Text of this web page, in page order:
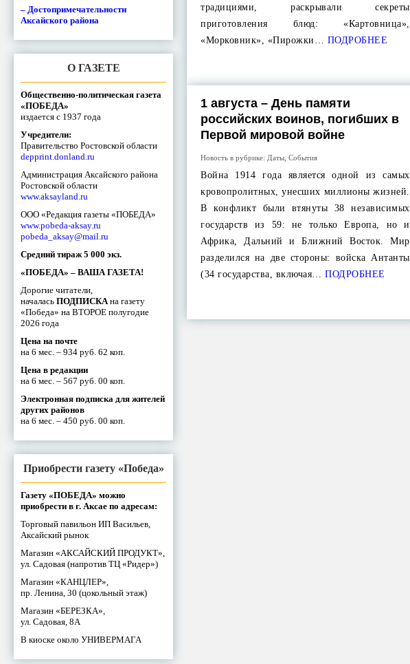
– Достопримечательности
Аксайского района
О ГАЗЕТЕ
Общественно-политическая газета
«ПОБЕДА»
издается с 1937 года
Учредители:
Правительство Ростовской области
depprint.donland.ru
Администрация Аксайского района
Ростовской области
www.aksayland.ru
ООО «Редакция газеты «ПОБЕДА»
www.pobeda-aksay.ru
pobeda_aksay@mail.ru
Средний тираж 5 000 экз.
«ПОБЕДА» – ВАША ГАЗЕТА!
Дорогие читатели,
началась ПОДПИСКА на газету
«Победа» на ВТОРОЕ полугодие
2026 года
Цена на почте
на 6 мес. – 934 руб. 62 коп.
Цена в редакции
на 6 мес. – 567 руб. 00 коп.
Электронная подписка для жителей
других районов
на 6 мес. – 450 руб. 00 коп.
Приобрести газету «Победа»
Газету «ПОБЕДА» можно
приобрести в г. Аксае по адресам:
Торговый павильон ИП Васильев,
Аксайский рынок
Магазин «АКСАЙСКИЙ ПРОДУКТ»,
ул. Садовая (напротив ТЦ «Ридер»)
Магазин «КАНЦЛЕР»,
пр. Ленина, 30 (цокольный этаж)
Магазин «БЕРЕЗКА»,
ул. Садовая, 8А
В киоске около УНИВЕРМАГА
традициями, раскрывали секреты
приготовления блюд: «Картовница»,
«Морковник», «Пирожки… ПОДРОБНЕЕ
1 августа – День памяти
российских воинов, погибших в
Первой мировой войне
Новость в рубрике: Даты ,События
Война 1914 года является одной из самых
кровопролитных, унесших миллионы жизней.
В конфликт были втянуты 38 независимых
государств из 59: не только Европа, но и
Африка, Дальний и Ближний Восток. Мир
разделился на две стороны: войска Антанты
(34 государства, включая… ПОДРОБНЕЕ